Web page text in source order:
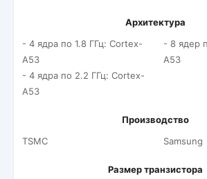
Архитектура
- 4 ядра по 1.8 ГГц: Cortex-
A53
- 4 ядра по 2.2 ГГц: Cortex-
A53
- 8 ядер
A53
Производство
TSMC
Samsung
Размер транзистора